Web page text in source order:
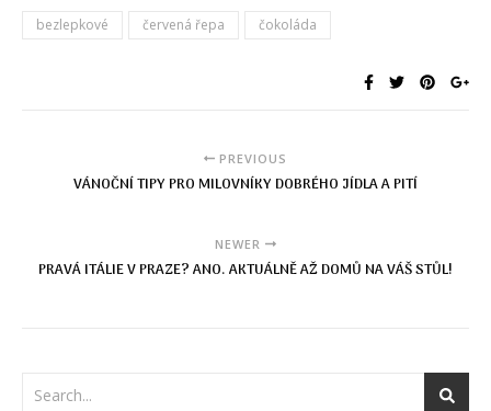
bezlepkové červená řepa čokoláda
PREVIOUS
VÁNOČNÍ TIPY PRO MILOVNÍKY DOBRÉHO JÍDLA A PITÍ
NEWER
PRAVÁ ITÁLIE V PRAZE? ANO. AKTUÁLNĚ AŽ DOMŮ NA VÁŠ STŮL!